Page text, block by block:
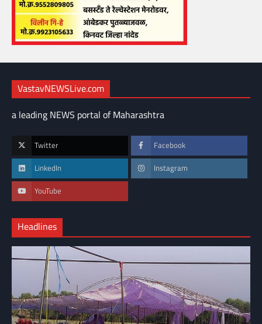
VastavNEWSLive.com
a leading NEWS portal of Maharashtra
Twitter Facebook
LinkedIn Instagram
YouTube
Headlines